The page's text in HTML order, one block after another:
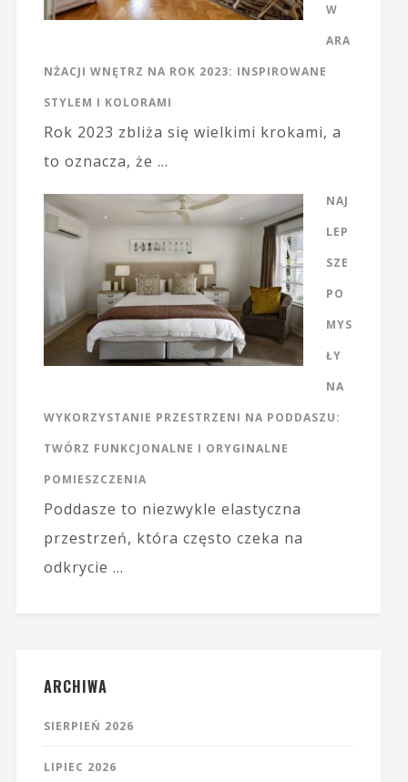
W
ARA
NŻACJI WNĘTRZ NA ROK 2023: INSPIROWANE
STYLEM I KOLORAMI
Rok 2023 zbliża się wielkimi krokami, a
to oznacza, że …
NAJ
LEP
SZE
PO
MYS
ŁY
NA
WYKORZYSTANIE PRZESTRZENI NA PODDASZU:
TWÓRZ FUNKCJONALNE I ORYGINALNE
POMIESZCZENIA
Poddasze to niezwykle elastyczna
przestrzeń, która często czeka na
odkrycie …
ARCHIWA
SIERPIEŃ 2026
LIPIEC 2026